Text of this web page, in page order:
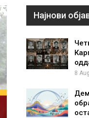
Најнови
8